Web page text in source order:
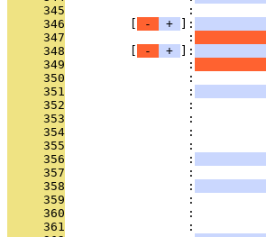
     345
:
     346
- + ]:
     347
                 :
     348
- + ]:
     349
                 :
     350
:
     351
                 :
     352
:
     353
:
     354
:
     355
:
     356
                 :
     357
:
     358
                 :
     359
:
     360
:
     361
: